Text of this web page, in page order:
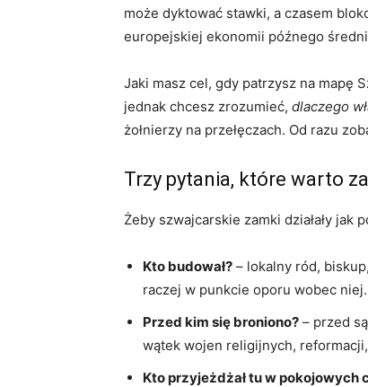
może dyktować stawki, a czasem
europejskiej ekonomii późnego
Jaki masz cel, gdy patrzysz na mapę
jednak chcesz zrozumieć, dlaczego
żołnierzy na przełęczach. Od razu
Trzy pytania, które warto
Żeby szwajcarskie zamki działały
Kto budował? – lokalny ród,
raczej w punkcie oporu wobec niej.
Przed kim się broniono? – przed
wątek wojen religijnych,
Kto przyjeżdżał tu w pokojowych